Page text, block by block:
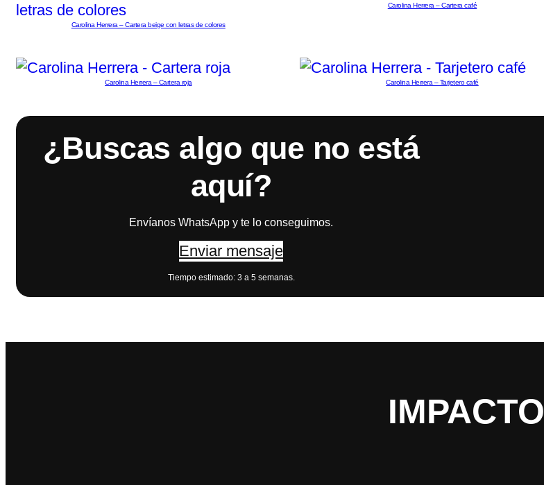
Carolina Herrera – Cartera beige con letras de colores
Carolina Herrera – Cartera café
Carolina Herrera – Cartera roja Carolina Herrera – Tarjetero café
¿Buscas algo que no está
aquí?
Envíanos WhatsApp y te lo conseguimos.
Enviar mensaje
Tiempo estimado: 3 a 5 semanas.
IMPACTO